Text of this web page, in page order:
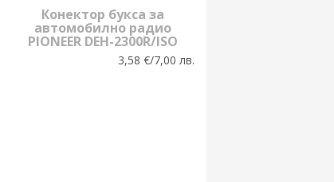
Конектор букса за
автомобилно радио
PIONEER DEH-2300R/ISO
3,58 €/7,00 лв.